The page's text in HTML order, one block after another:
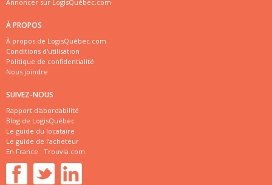
Annoncer sur LogisQuébec.com
À PROPOS
À propos de LogisQuébec.com
Conditions d'utilisation
Politique de confidentialité
Nous joindre
SUIVEZ-NOUS
Rapport d'abordabilité
Blog de LogisQuébec
Le guide du locataire
Le guide de l'acheteur
En France : Trouvia.com